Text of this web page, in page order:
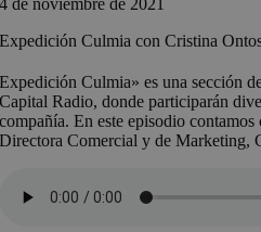
4 de noviembre de 2021
Expedición Culmia con Cristina
Expedición Culmia» es una sección
Capital Radio, donde participarán
compañía. En este episodio
Directora Comercial y de Marketing,